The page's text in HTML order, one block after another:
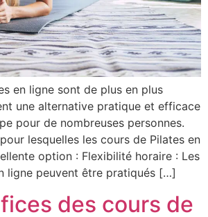
en ligne sont de plus en plus
une alternative pratique et efficace
pour de nombreuses personnes.
lesquelles les cours de Pilates en
option : Flexibilité horaire : Les
ligne peuvent être pratiqués […]
des cours de